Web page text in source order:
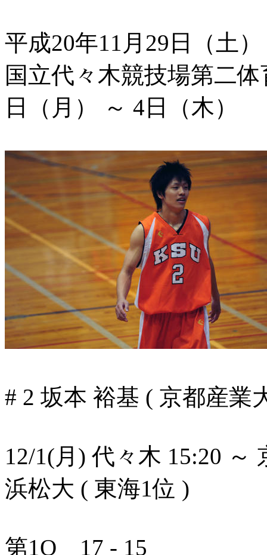
平成20年11月29日（土
国立代々木競技場第二
日（月） ～ 4日（木）
# 2 坂本 裕基 ( 京都産業
12/1(月) 代々木 15:20 ～
浜松大 ( 東海1位 )
第1Q 17 - 15